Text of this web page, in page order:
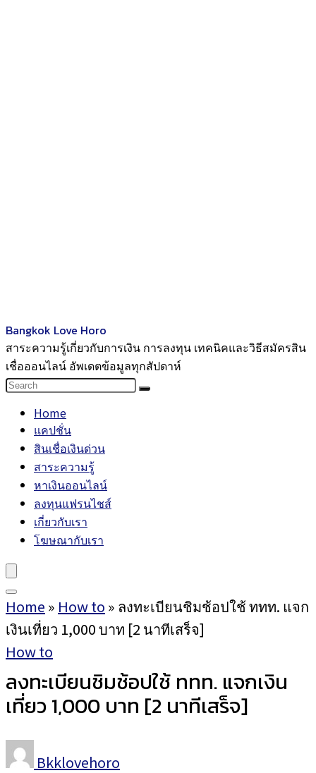
Bangkok Love Horo
สาระความรู้เกี่ยวกับการเงิน การลงทุน เทคนิคและวิธีสมัครสิน
เชื่อออนไลน์ อัพเดตข้อมูลทุกสัปดาห์
Home
แคปชั่น
สินเชื่อเงินด่วน
สาระความรู้
หาเงินออนไลน์
ลงทุนแฟรนไชส์
เกี่ยวกับเรา
โฆษณากับเรา
Home » How to » ลงทะเบียนชิมช้อปใช้ ททท. แจก
เงินเที่ยว 1,000 บาท [2 นาทีเสร็จ]
How to
ลงทะเบียนชิมช้อปใช้ ททท. แจกเงิน
เที่ยว 1,000 บาท [2 นาทีเสร็จ]
Bkklovehoro